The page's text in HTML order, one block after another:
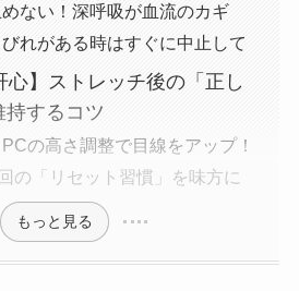
ない！深呼吸が血流のカギ
れがある時はすぐに中止して
心】ストレッチ後の「正し
持するコツ
の高さ調整で目線をアップ！
の「リセット習慣」を味方に
もっと見る